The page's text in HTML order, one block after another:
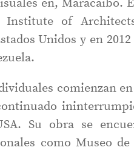
en, Maracaibo.
of
Unidos y en
comienzan
Su obra se
como Museo